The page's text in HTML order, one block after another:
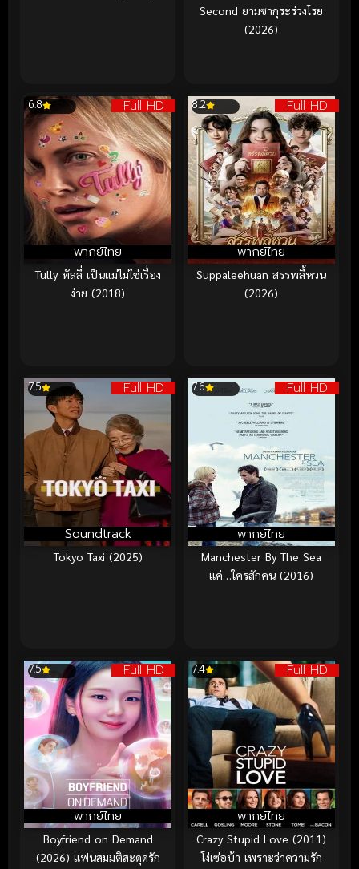
Second ยามซากุระร่วงโรย
(2026)
Full HD
พากย์ไทย
6.8
Tully ทัลลี่ เป็นแม่ไม่ใช่เรื่อง
ง่าย (2018)
Full HD
พากย์ไทย
8.2
Suppaleehuan สรรพลี้หวน
(2026)
Full HD
Soundtrack
7.5
Tokyo Taxi (2025)
Full HD
พากย์ไทย
7.6
Manchester By The Sea
แค่…ใครสักคน (2016)
Full HD
พากย์ไทย
7.5
Boyfriend on Demand
(2026) แฟนสมมติสะดุดรัก
Full HD
พากย์ไทย
7.4
Crazy Stupid Love (2011)
โง่เซ่อบ้า เพราะว่าความรัก